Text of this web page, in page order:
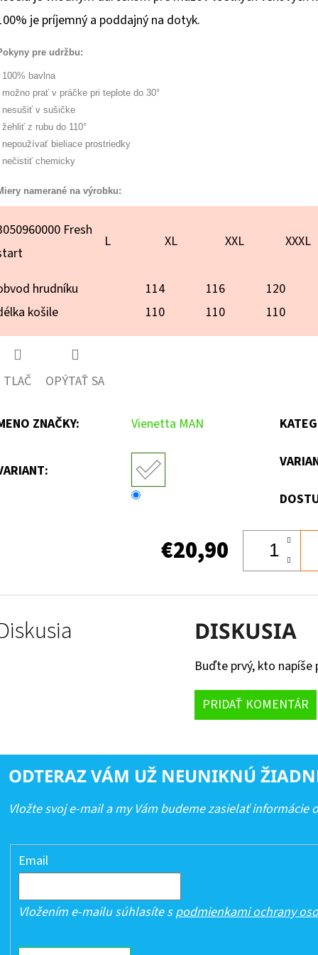
je príjemný a poddajný na dotyk.
pre udržbu:
100% bavlna
možno prať v práčke pri teplote do 30°
nesušiť v sušičke
žehliť z rubu do 110°
nepoužívať bieliace prostriedky
nečistiť chemicky
namerané na výrobku:
Fresh
L XL XXL XXXL
hrudníku 114 116
120
košile
110 110 110
TLAČ OPÝTAŤ SA
ZNAČKY: Vienetta MAN
€20,90
DISKUSIA
Buďte prvý, kto
PRIDAŤ KOMENTÁR
ODTERAZ VÁM UŽ NEUNIKNÚ
Vložte svoj e-mail a my Vám budeme zasielať
Email
Vložením e-mailu súhlasíte spodmienkami ochrany